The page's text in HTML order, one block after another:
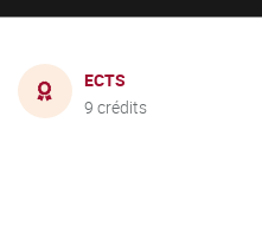
ECTS
9 crédits